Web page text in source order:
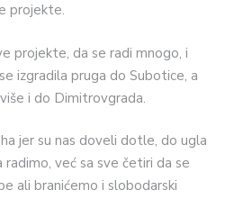
projekte.
projekte, da se radi mnogo, i
izgradila pruga do Subotice, a
i do Dimitrovgrada.
jer su nas doveli dotle, do ugla
već sa sve četiri da se
ali branićemo i slobodarski